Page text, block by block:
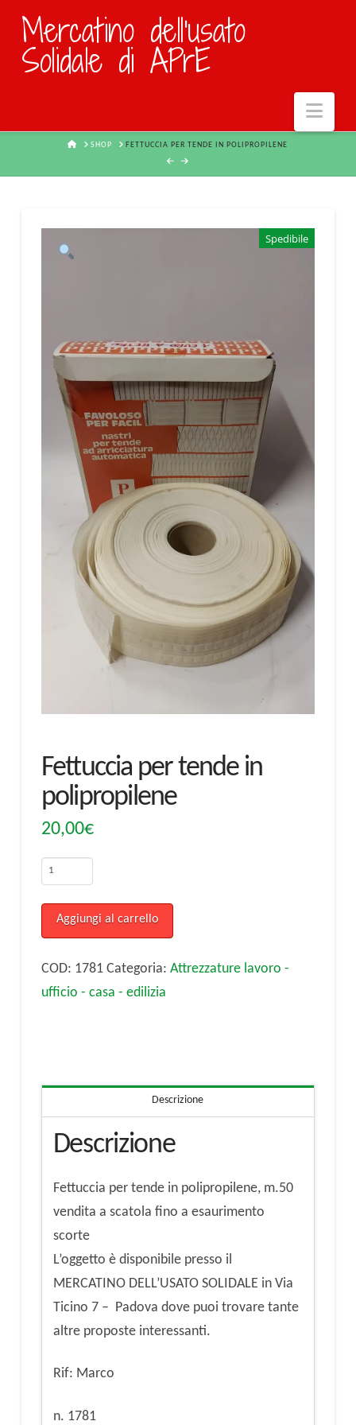
Mercatino dell'usato
Solidale di APrE
HOMESHOP FETTUCCIA PER TENDE IN POLIPROPILENE
Spedibile
Fettuccia per tende in
polipropilene
20,00€
Fettuccia
tende
in
polipropilene
quantità
Aggiungi al carrello
COD: 1781 Categoria: Attrezzature lavoro -
ufficio - casa - edilizia
Descrizione
Descrizione
Fettuccia per tende in polipropilene, m.50
vendita a scatola fino a esaurimento
scorte
L’oggetto è disponibile presso il
MERCATINO DELL’USATO SOLIDALE in Via
Ticino 7 – Padova dove puoi trovare tante
altre proposte interessanti.
Rif: Marco
n. 1781